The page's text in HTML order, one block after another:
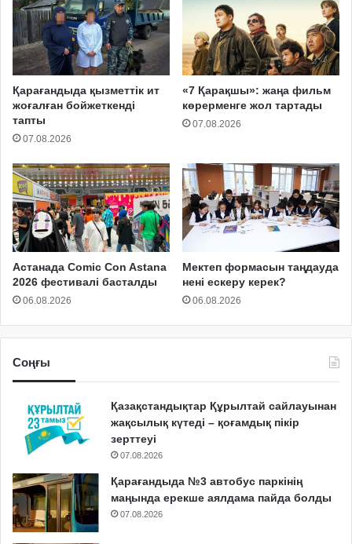
Қарағандыда қызметтік ит
жоғалған бойжеткенді
тапты
07.08.2026
«7 Қарақшы»: жаңа фильм
көрерменге жол тартады
07.08.2026
Астанада Comic Con Astana
2026 фестивалі басталды
06.08.2026
Мектеп формасын таңдауда
нені ескеру керек?
06.08.2026
Соңғы
Қазақстандықтар Құрылтай сайлауынан
жақсылық күтеді – қоғамдық пікір
зерттеуі
07.08.2026
Қарағандыда №3 автобус паркінің
маңында ерекше аялдама пайда болды
07.08.2026